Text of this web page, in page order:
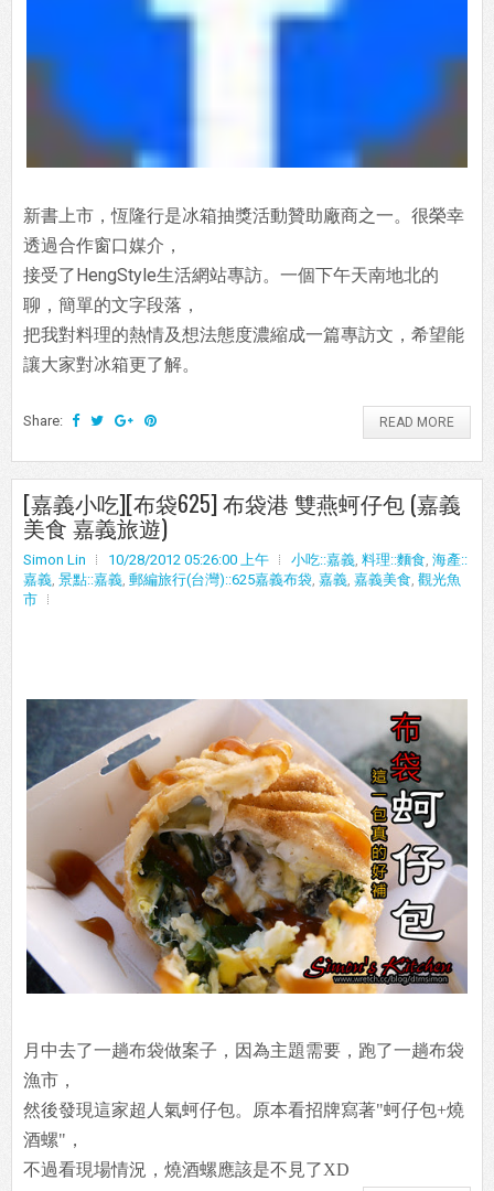
新書上市，恆隆行是冰箱抽獎活動贊助廠商之一。很榮幸
透過合作窗口媒介，
接受了HengStyle生活網站專訪。一個下午天南地北的
聊，簡單的文字段落，
把我對料理的熱情及想法態度濃縮成一篇專訪文，希望能
讓大家對冰箱更了解。
Share: READ MORE
[嘉義小吃][布袋625] 布袋港 雙燕蚵仔包 (嘉義
美食 嘉義旅遊)
Simon Lin 10/28/2012 05:26:00 上午 小吃::嘉義 料理::麵食 海產::
嘉義 景點::嘉義 郵編旅行(台灣)::625嘉義布袋 嘉義 嘉義美食 觀光魚
市
月中去了一趟布袋做案子，因為主題需要，跑了一趟布袋
漁市，
然後發現這家超人氣蚵仔包。原本看招牌寫著"蚵仔包+燒
酒螺"，
不過看現場情況，燒酒螺應該是不見了XD